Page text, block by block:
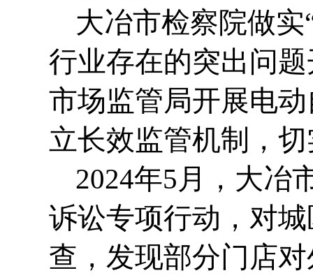
大冶市检察院做
行业存在的突出问
市场监管局开展电
立长效监管机制，
2024年5月，大冶
诉讼专项行动，对
查，发现部分门店